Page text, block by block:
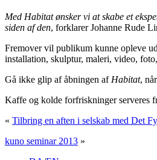
Med Habitat ønsker vi at skabe et
siden af den, forklarer Johanne Rude
Fremover vil publikum kunne opleve
installation, skulptur, maleri, video,
Gå ikke glip af åbningen af Habitat,
Kaffe og kolde forfriskninger serveres
« Tilbring en aften i selskab med Det
kuno seminar 2013 »